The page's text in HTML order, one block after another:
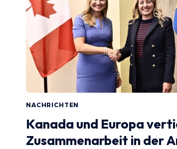
NACHRICHTEN
Kanada und Europa
Zusammenarbeit in der